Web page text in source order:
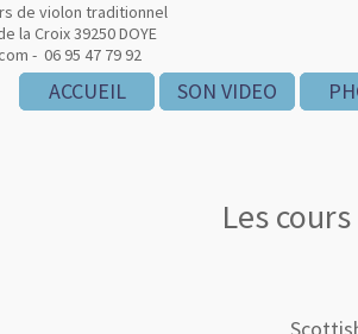
de violon traditionnel
la Croix 39250 DOYE
- 06 95 47 79 92
ACCUEIL
ACCUEIL
ACCUEIL SON VIDEO
SON VIDEO
SON VIDEO
Les